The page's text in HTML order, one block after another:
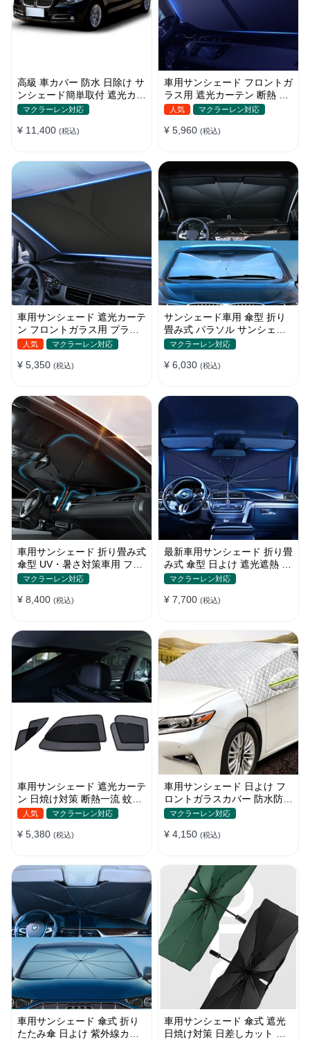
高級 車カバー 防水 日除け サ
ンシェード簡単取付 遮光カー
テン 日焼け対策 断熱 汎用
マクラーレン対応
¥ 11,400 (税込)
車用サンシェード フロントガ
ラス用 遮光カーテン 断熱 日
焼け 汎用 UVカット 取付簡単
人気 マクラーレン対応
¥ 5,960 (税込)
車用サンシェード 遮光カーテ
ン フロントガラス用 プライ
バシー保護 遮熱 日よけ 省エ
人気 マクラーレン対応
¥ 5,350 (税込)
サンシェード車用 傘型 折り
畳み式 パラソル サンシェー
ド 簡単取付 遮光遮熱 車窓日
マクラーレン対応
¥ 6,030 (税込)
車用サンシェード 折り畳み式
傘型 UV・暑さ対策車用 フロ
ントカバー 収納簡単 おすす
マクラーレン対応
¥ 8,400 (税込)
最新車用サンシェード 折り畳
み式 傘型 日よけ 遮光遮熱 放
熱効果倍増 収納ポーチ付き
マクラーレン対応
¥ 7,700 (税込)
車用サンシェード 遮光カーテ
ン 日焼け対策 断熱一流 蚊よ
け 汎用 マグネット付き 取付
人気 マクラーレン対応
¥ 5,380 (税込)
車用サンシェード 日よけ フ
ロントガラスカバー 防水防塵
遮光断熱 折畳 収納簡単 降雨
マクラーレン対応
¥ 4,150 (税込)
車用サンシェード 傘式 折り
たたみ傘 日よけ 紫外線カッ
車用サンシェード 傘式 遮光
日焼け対策 日差しカット 断